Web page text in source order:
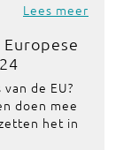
Lees meer
de EU?
doen mee
het in